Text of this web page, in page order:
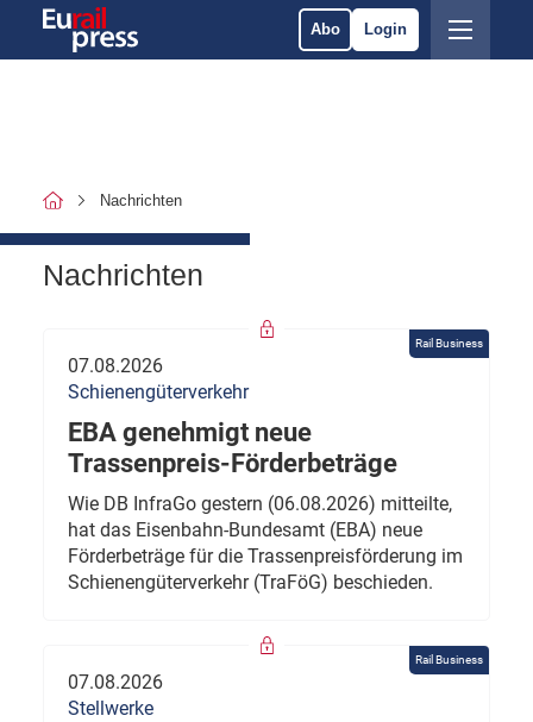
Abo Login
Nachrichten
Nachrichten
Rail Business
07.08.2026
Schienengüterverkehr
EBA genehmigt neue
Trassenpreis-Förderbeträge
Wie DB InfraGo gestern (06.08.2026) mitteilte,
hat das Eisenbahn-Bundesamt (EBA) neue
Förderbeträge für die Trassenpreisförderung im
Schienengüterverkehr (TraFöG) beschieden.
Rail Business
07.08.2026
Stellwerke